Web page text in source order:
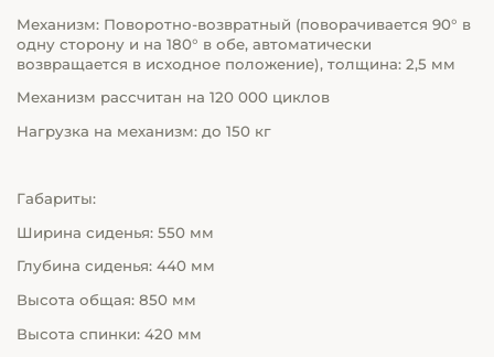
Механизм: Поворотно-возвратный (поворачивается 90° в
одну сторону и на 180° в обе, автоматически
возвращается в исходное положение), толщина: 2,5 мм
Механизм рассчитан на 120 000 циклов
Нагрузка на механизм: до 150 кг
Габариты:
Ширина сиденья: 550 мм
Глубина сиденья: 440 мм
Высота общая: 850 мм
Высота спинки: 420 мм